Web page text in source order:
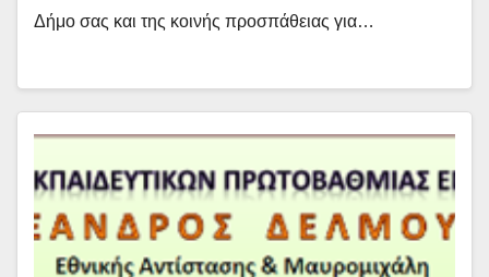
Δήμο σας και της κοινής προσπάθειας για…